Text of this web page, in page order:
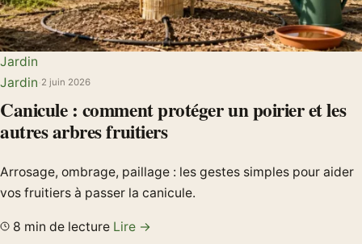
Jardin
Jardin 2 juin 2026
Canicule : comment protéger un poirier et les
autres arbres fruitiers
Arrosage, ombrage, paillage : les gestes simples pour aider
vos fruitiers à passer la canicule.
8 min de lecture Lire →